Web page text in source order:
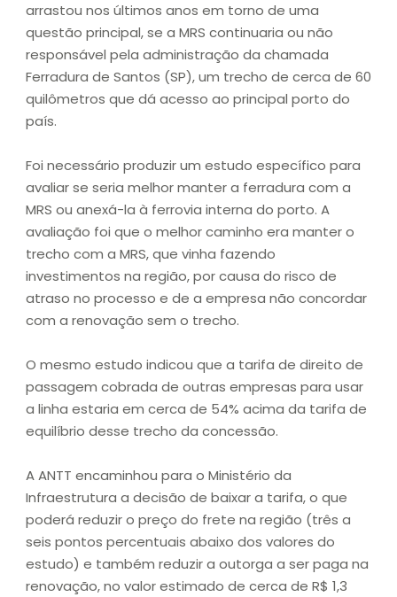
arrastou nos últimos anos em torno de uma
questão principal, se a MRS continuaria ou não
responsável pela administração da chamada
Ferradura de Santos (SP), um trecho de cerca de 60
quilômetros que dá acesso ao principal porto do
país.
Foi necessário produzir um estudo específico para
avaliar se seria melhor manter a ferradura com a
MRS ou anexá-la à ferrovia interna do porto. A
avaliação foi que o melhor caminho era manter o
trecho com a MRS, que vinha fazendo
investimentos na região, por causa do risco de
atraso no processo e de a empresa não concordar
com a renovação sem o trecho.
O mesmo estudo indicou que a tarifa de direito de
passagem cobrada de outras empresas para usar
a linha estaria em cerca de 54% acima da tarifa de
equilíbrio desse trecho da concessão.
A ANTT encaminhou para o Ministério da
Infraestrutura a decisão de baixar a tarifa, o que
poderá reduzir o preço do frete na região (três a
seis pontos percentuais abaixo dos valores do
estudo) e também reduzir a outorga a ser paga na
renovação, no valor estimado de cerca de R$ 1,3